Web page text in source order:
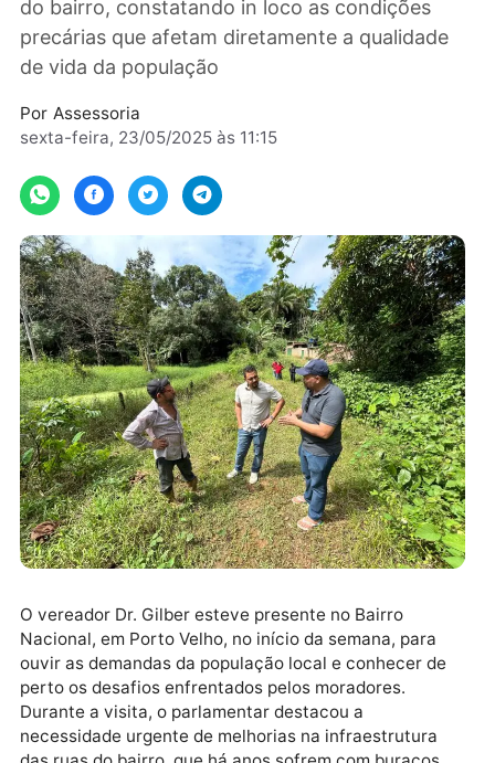
moradores, o vereador percorreu diversas
do bairro, constatando in loco as condições
precárias que afetam diretamente a
de vida da população
sexta-feira, 23/05/2025 às 11:15
O vereador Dr. Gilber esteve presente no Bairro
Nacional, em Porto Velho, no início da semana, para